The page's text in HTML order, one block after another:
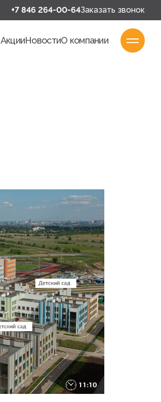
+7 846 264-00-64Заказать звонок
АкцииНовостиО компании